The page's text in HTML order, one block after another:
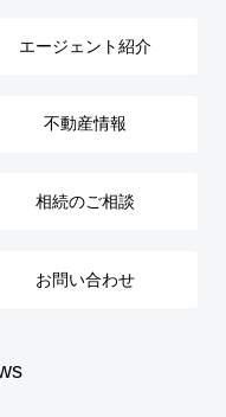
エージェント紹介
不動産情報
相続のご相談
お問い合わせ